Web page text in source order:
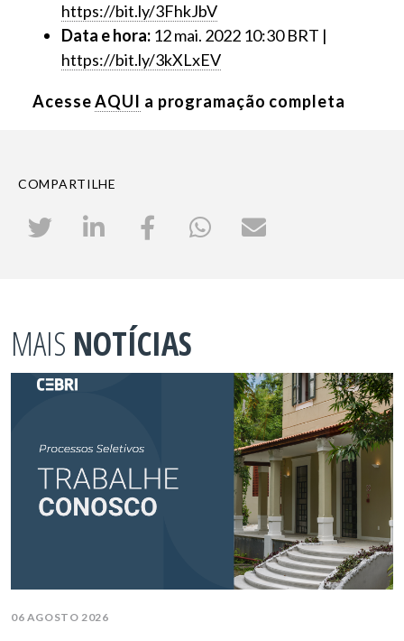
https://bit.ly/3FhkJbV
Data e hora: 12 mai. 2022 10:30 BRT |
https://bit.ly/3kXLxEV
AcesseAQUI a programação completa
COMPARTILHE
MAIS NOTÍCIAS
06 AGOSTO 2026